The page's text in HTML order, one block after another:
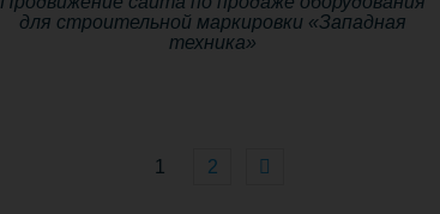
для строительной маркировки «Западная
техника»
1 2